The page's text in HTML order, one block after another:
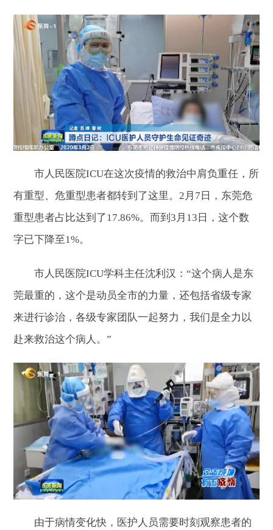
市人民医院ICU在这次疫情的救治中肩负重任，所
有重型、危重型患者都转到了这里。2月7日，东莞危
重型患者占比达到了17.86%。而到3月13日，这个数
字已下降至1%。
市人民医院ICU学科主任沈利汉：“这个病人是东
莞最重的，这个是动员全市的力量，还包括省级专家
来进行诊治，各级专家团队一起努力，我们是全力以
赴来救治这个病人。”
由于病情变化快，医护人员需要时刻观察患者的